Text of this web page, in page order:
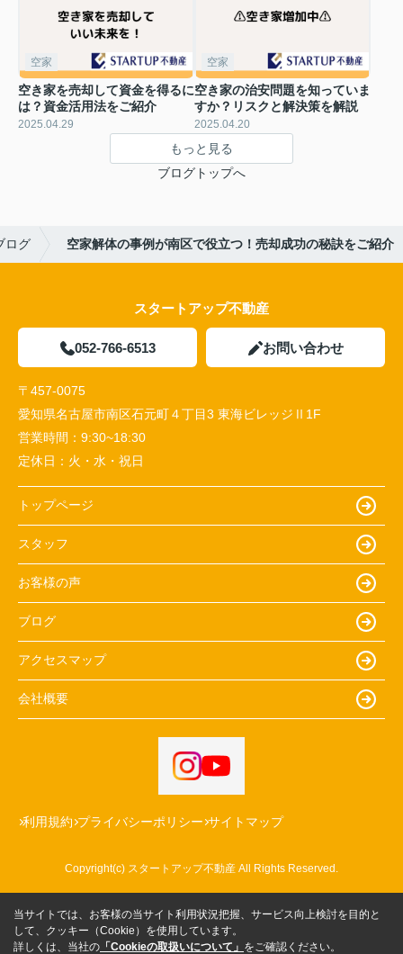
空家
空き家を売却して資金を得るに
は？資金活用法をご紹介
2025.04.29
空家
空き家の治安問題を知っていま
すか？リスクと解決策を解説
2025.04.20
もっと見る
ブログトップへ
ログ 空家解体の事例が南区で役立つ！売却成功の秘訣をご紹介
スタートアップ不動産
052-766-6513 お問い合わせ
〒457-0075
愛知県名古屋市南区石元町４丁目3 東海ビレッジⅡ1F
営業時間： 9:30~18:30
定休日： 火・水・祝日
トップページ
スタッフ
お客様の声
ブログ
アクセスマップ
会社概要
利用規約 プライバシーポリシー サイトマップ
Copyright(c) スタートアップ不動産 All Rights Reserved.
当サイトでは、お客様の当サイト利用状況把握、サービス向上検討を目的と
して、クッキー（Cookie）を使用しています。
詳しくは、当社の 「Cookieの取扱いについて」 をご確認ください。